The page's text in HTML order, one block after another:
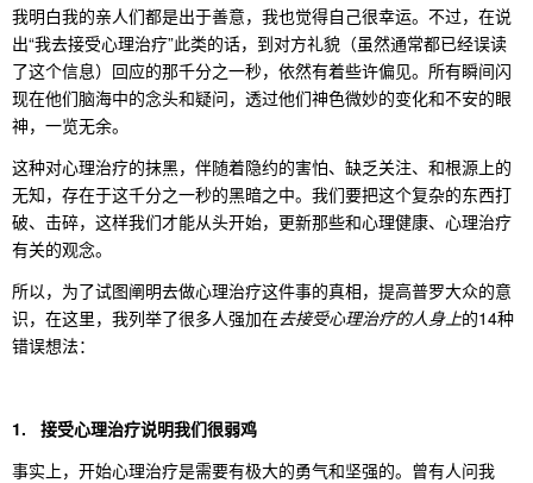
我明白我的亲人们都是出于善意，我也觉得自己很幸运。不过，在说
出“我去接受心理治疗”此类的话，到对方礼貌（虽然通常都已经误读
了这个信息）回应的那千分之一秒，依然有着些许偏见。所有瞬间闪
现在他们脑海中的念头和疑问，透过他们神色微妙的变化和不安的眼
神，一览无余。
这种对心理治疗的抹黑，伴随着隐约的害怕、缺乏关注、和根源上的
无知，存在于这千分之一秒的黑暗之中。我们要把这个复杂的东西打
破、击碎，这样我们才能从头开始，更新那些和心理健康、心理治疗
有关的观念。
所以，为了试图阐明去做心理治疗这件事的真相，提高普罗大众的意
识，在这里，我列举了很多人强加在去接受心理治疗的人身上的14种
错误想法：
1. 接受心理治疗说明我们很弱鸡
事实上，开始心理治疗是需要有极大的勇气和坚强的。曾有人问我